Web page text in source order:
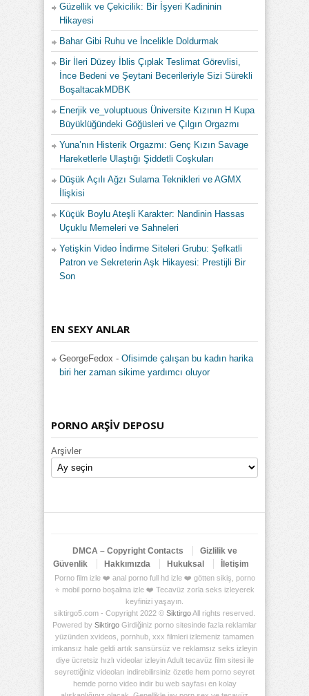
Güzellik ve Çekicilik: Bir İşyeri Kadininin
Hikayesi
Bahar Gibi Ruhu ve İncelikle Doldurmak
Bir İleri Düzey İblis Çıplak Teslimat Görevlisi,
İnce Bedeni ve Şeytani Becerileriyle Sizi Sürekli
BoşaltacakMDBK
Enerjik ve_voluptuous Üniversite Kızının H Kupa
Büyüklüğündeki Göğüsleri ve Çılgın Orgazmı
Yuna’nın Histerik Orgazmı: Genç Kızın Savage
Hareketlerle Ulaştığı Şiddetli Coşkuları
Düşük Açılı Ağzı Sulama Teknikleri ve AGMX
İlişkisi
Küçük Boylu Ateşli Karakter: Nandinin Hassas
Uçuklu Memeleri ve Sahneleri
Yetişkin Video İndirme Siteleri Grubu: Şefkatli
Patron ve Sekreterin Aşk Hikayesi: Prestijli Bir
Son
EN SEXY ANLAR
GeorgeFedox - Ofisimde çalışan bu kadın harika
biri her zaman sikime yardımcı oluyor
PORNO ARŞİV DEPOSU
Arşivler
DMCA – Copyright Contacts
Gizlilik ve
Güvenlik
Hakkımızda Hukuksal İletişim
Porno film izle ❤️ anal porno full hd izle ❤️ götten sikiş, porno
⭐ mobil porno boşalma izle ❤️ Tecavüz zorla seks izleyerek
keyfinizi yaşayın.
siktirgo5.com - Copyright 2022 © SiktirgoAll rights reserved.
Powered by Siktirgo Girdiğiniz porno sitesinde fazla reklamlar
yüzünden xvideos, pornhub, xxx filmleri izlemeniz tamamen
imkansız hale geldi artık sansürsüz ve reklamsız seks izleyin
diye ücretsiz hızlı videolar izleyin Adult tecavüz film sitesi ile
seyrettiğiniz videoları indirebilirsiniz özetle hem porno seyret
hemde porno video indir bu web sayfası en kolay